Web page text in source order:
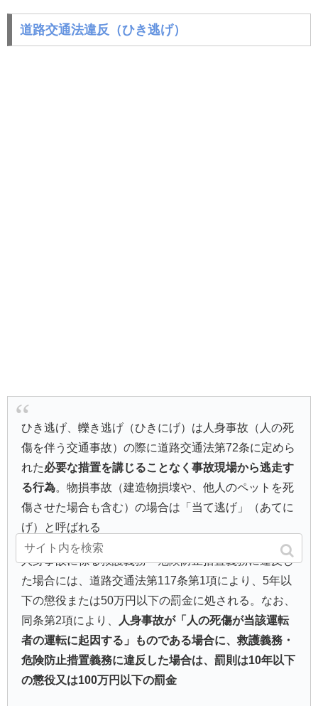
道路交通法違反（ひき逃げ）
ひき逃げ、轢き逃げ（ひきにげ）は人身事故（人の死
傷を伴う交通事故）の際に道路交通法第72条に定めら
れた必要な措置を講じることなく事故現場から逃走す
る行為。物損事故（建造物損壊や、他人のペットを死
傷させた場合も含む）の場合は「当て逃げ」（あてに
げ）と呼ばれる
人身事故に係る救護義務・危険防止措置義務に違反し
た場合には、道路交通法第117条第1項により、5年以
下の懲役または50万円以下の罰金に処される。なお、
同条第2項により、
人身事故が「人の死傷が当該運転
者の運転に起因する」ものである場合に、救護義務・
危険防止措置義務に違反した場合は、罰則は10年以下
の懲役又は100万円以下の罰金